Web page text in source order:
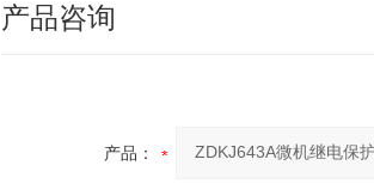
产品咨询
产品：